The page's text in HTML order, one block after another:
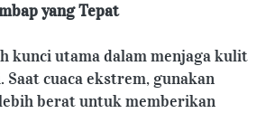
yang Tepat
kunci utama dalam menjaga kulit
cuaca ekstrem, gunakan
berat untuk memberikan